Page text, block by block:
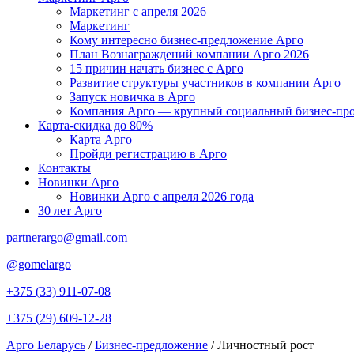
Маркетинг с апреля 2026
Маркетинг
Кому интересно бизнес-предложение Арго
План Вознаграждений компании Арго 2026
15 причин начать бизнес с Арго
Развитие структуры участников в компании Арго
Запуск новичка в Арго
Компания Арго — крупный социальный бизнес-
Карта-скидка до 80%
Карта Арго
Пройди регистрацию в Арго
Контакты
Новинки Арго
Новинки Арго с апреля 2026 года
30 лет Арго
partnerargo@gmail.com
@gomelargo
+375 (33) 911-07-08
+375 (29) 609-12-28
Арго Беларусь /Бизнес-предложение /Личностный рост